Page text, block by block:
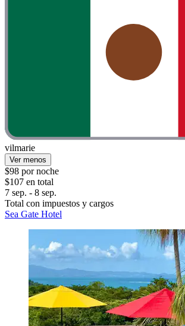
vilmarie
Ver menos
$98 por noche
$107 en total
7 sep. - 8 sep.
Total con impuestos y cargos
Sea Gate Hotel